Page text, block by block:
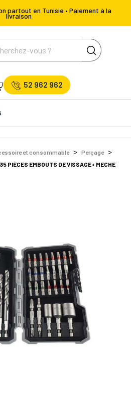
partout en Tunisie • Paiement à la
livraison
52 962 962
et consommable
Perçage
PIÈCES EMBOUTS DE VISSAGE+ MECHE